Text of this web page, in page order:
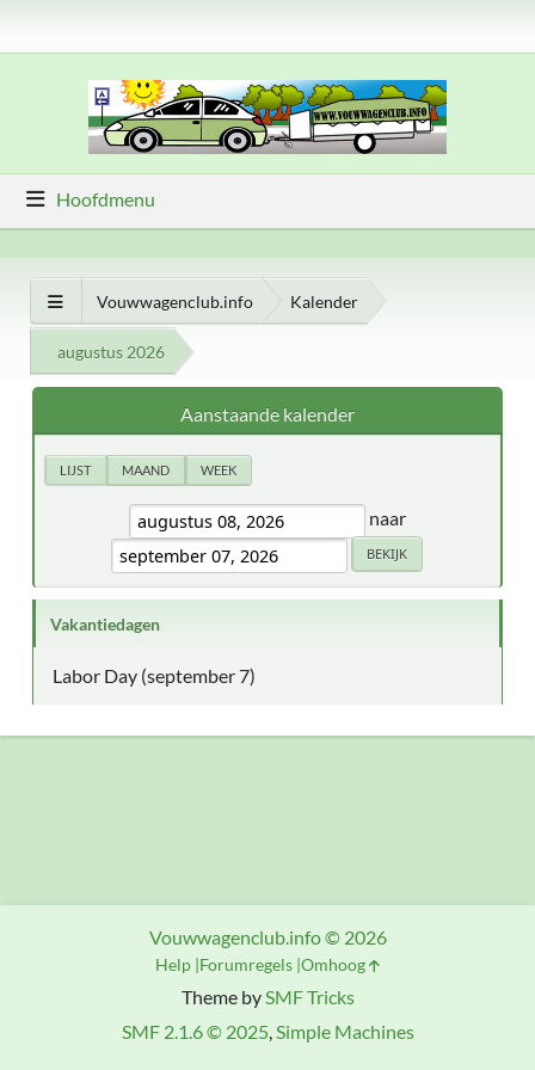
Hoofdmenu
Vouwwagenclub.info Kalender
augustus 2026
Aanstaande kalender
LIJST MAAND WEEK
naar
Vakantiedagen
Labor Day (september 7)
Theme bySMF Tricks
SMF 2.1.6 © 2025,Simple Machines
Vouwwagenclub.info © 2026
Help Forumregels Omhoog